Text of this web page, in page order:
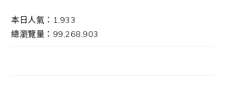
本日人氣：1,933
總瀏覽量：99,268,903